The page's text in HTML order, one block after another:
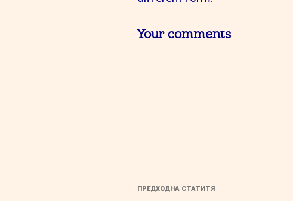
Your comments
Навигация
Предишна
ПРЕДХОДНА СТАТИТЯ